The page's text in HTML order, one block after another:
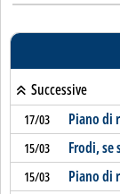
Successive
17/03 Piano di
15/03 Frodi, se
15/03 Piano di